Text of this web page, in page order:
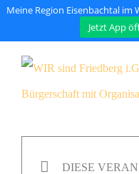
Meine Region Eisenbachtal im
Jetzt App
DIESE